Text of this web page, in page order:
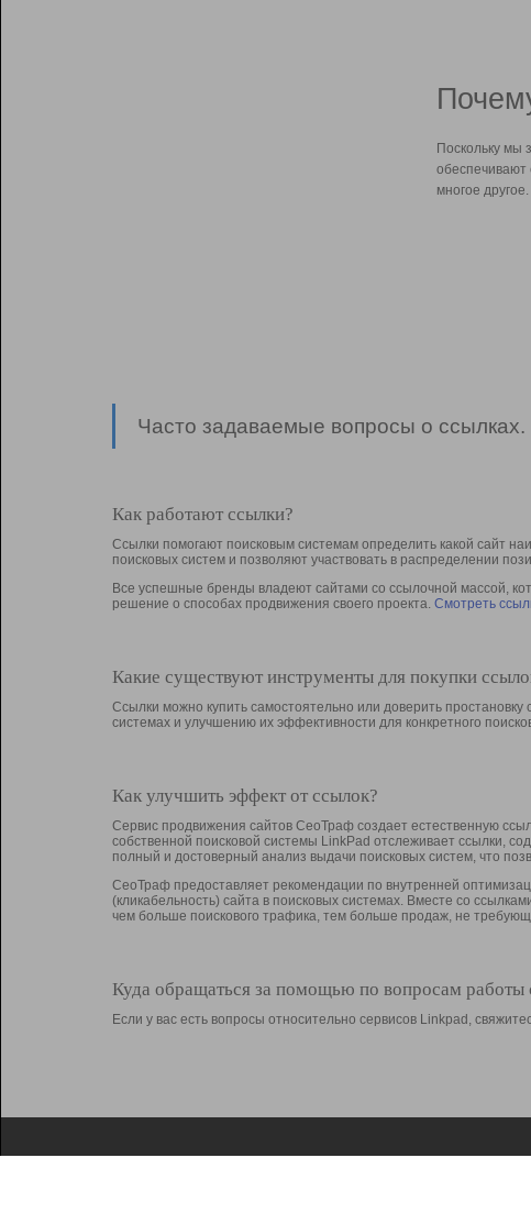
Поскольку мы
обеспечивают
многое другое.
Часто задаваемые вопросы о ссылках.
Как работают ссылки?
Ссылки помогают поисковым системам определить какой сайт
поисковых систем и позволяют участвовать в раcпределении
Все успешные бренды владеют сайтами со ссылочной массой,
решение о способах продвижения своего проекта. Смотреть
Какие существуют инструменты для покупки
Ссылки можно купить самостоятельно или доверить
системах и улучшению их эффективности для конкретного
Как улучшить эффект от ссылок?
Сервис продвижения сайтов СеоТраф создает естественную
собственной поисковой системы LinkPad отслеживает ссылки,
полный и достоверный анализ выдачи поисковых систем, что
СеоТраф предоставляет рекомендации по внутренней
(кликабельность) сайта в поисковых системах. Вместе со
чем больше поискового трафика, тем больше продаж, не
Куда обращаться за помощью по вопросам работы
Если у вас есть вопросы относительно сервисов Linkpad,